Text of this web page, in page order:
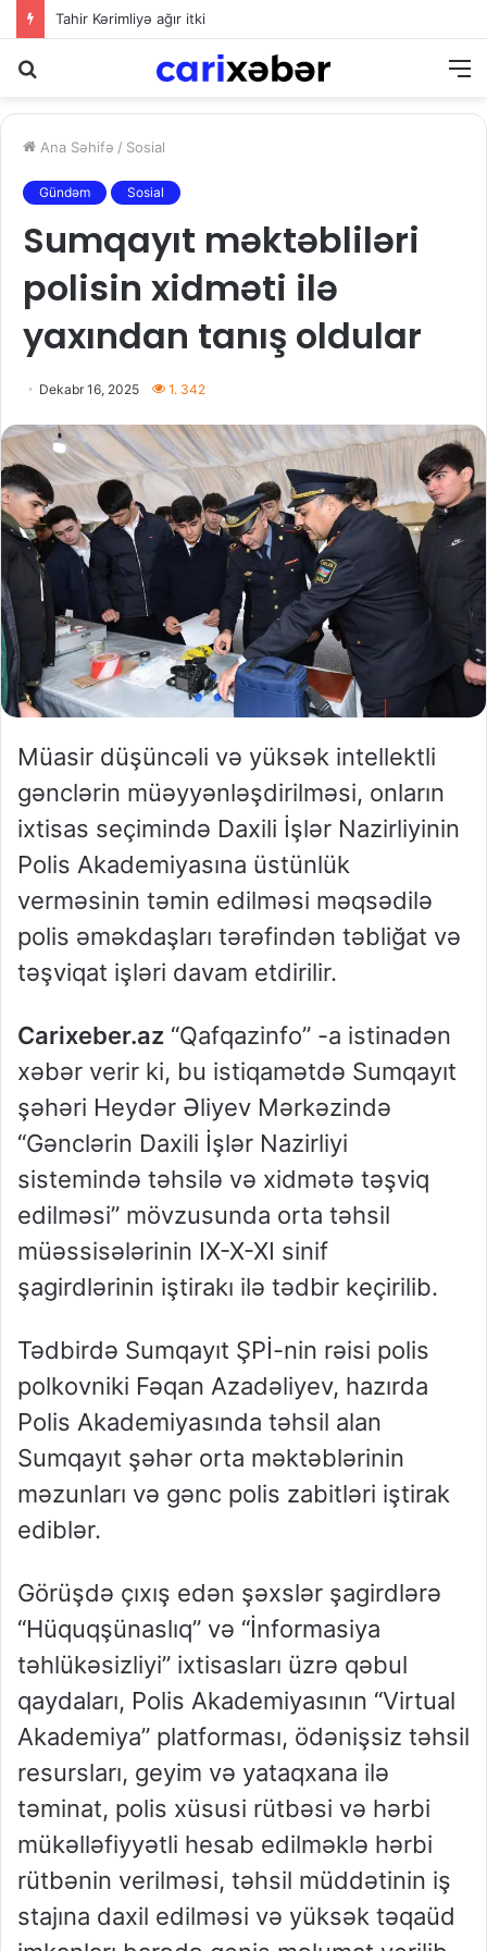
Tahir Kərimliyə ağır itki
Ana Səhifə / Sosial
Gündəm Sosial
Sumqayıt məktəbliləri
polisin xidməti ilə
yaxından tanış oldular
Dekabr 16, 2025 1. 342
Müasir düşüncəli və yüksək intellektli
gənclərin müəyyənləşdirilməsi, onların
ixtisas seçimində Daxili İşlər Nazirliyinin
Polis Akademiyasına üstünlük
verməsinin təmin edilməsi məqsədilə
polis əməkdaşları tərəfindən təbliğat və
təşviqat işləri davam etdirilir.
Carixeber.az “Qafqazinfo” -a istinadən
xəbər verir ki, bu istiqamətdə Sumqayıt
şəhəri Heydər Əliyev Mərkəzində
“Gənclərin Daxili İşlər Nazirliyi
sistemində təhsilə və xidmətə təşviq
edilməsi” mövzusunda orta təhsil
müəssisələrinin IX-X-XI sinif
şagirdlərinin iştirakı ilə tədbir keçirilib.
Tədbirdə Sumqayıt ŞPİ-nin rəisi polis
polkovniki Fəqan Azadəliyev, hazırda
Polis Akademiyasında təhsil alan
Sumqayıt şəhər orta məktəblərinin
məzunları və gənc polis zabitləri iştirak
ediblər.
Görüşdə çıxış edən şəxslər şagirdlərə
“Hüquqşünaslıq” və “İnformasiya
təhlükəsizliyi” ixtisasları üzrə qəbul
qaydaları, Polis Akademiyasının “Virtual
Akademiya” platforması, ödənişsiz təhsil
resursları, geyim və yataqxana ilə
təminat, polis xüsusi rütbəsi və hərbi
mükəlləfiyyətli hesab edilməklə hərbi
rütbənin verilməsi, təhsil müddətinin iş
stajına daxil edilməsi və yüksək təqaüd